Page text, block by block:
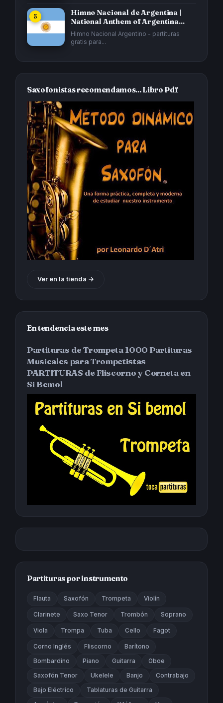
Himno Nacional de Argentina |
National Anthem of Argentina...
Himno Nacional Argentino - partituras
gratis para...
Saxofonistas recomendamos... Libro Pdf
Ver en la tienda →
En tendencia este mes
Partituras de Trompeta 1000 Partituras
Musicales para Trompetistas
PARTITURAS de Fliscorno y Corneta en
Si Bemol
Partituras por instrumento
Flauta Saxofón Trompeta Violín
Clarinete Saxo Tenor Trombón Soprano
Viola Trompa Tuba Cello Fagot
Corno Inglés Fliscorno Barítono
Bombardino Piano Guitarra Oboe
Saxofón Tenor Ukelele Banjo Contrabajo
Bajo Eléctrico Tablaturas de Guitarra